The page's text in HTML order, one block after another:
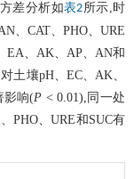
差分析如表2所示,时
、CAT、PHO、URE
EA、AK、AP、AN和
土壤pH、EC、AK、
影响(P < 0.01),同一处
PHO、URE和SUC有